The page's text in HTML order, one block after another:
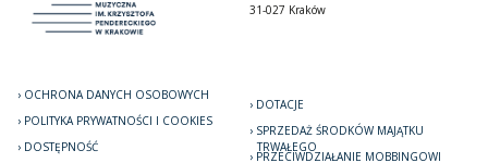
31-027 Kraków
OCHRONA DANYCH OSOBOWYCH
POLITYKA PRYWATNOŚCI I COOKIES
DOSTĘPNOŚĆ
DOTACJE
SPRZEDAŻ ŚRODKÓW MAJĄTKU
TRWAŁEGO
PRZECIWDZIAŁANIE MOBBINGOWI